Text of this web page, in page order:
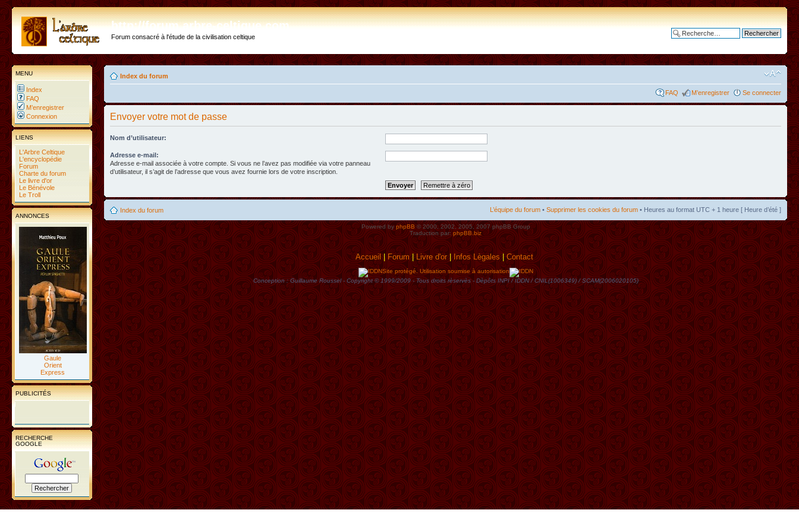
http://forum.arbre-celtique.com
Forum consacré à l'étude de la civilisation celtique
MENU
Index
FAQ
M’enregistrer
Connexion
LIENS
L'Arbre Celtique
L'encyclopédie
Forum
Charte du forum
Le livre d'or
Le Bénévole
Le Troll
ANNONCES
Gaule
Orient
Express
PUBLICITÉS
RECHERCHE
GOOGLE
Index du forum
FAQ M’enregistrer Se connecter
Envoyer votre mot de passe
Nom d’utilisateur:
Adresse e-mail:
Adresse e-mail associée à votre compte. Si vous ne l’avez pas modifiée via votre panneau
d’utilisateur, il s’agit de l’adresse que vous avez fournie lors de votre inscription.
Index du forum L’équipe du forum • Supprimer les cookies du forum • Heures au format UTC + 1 heure [ Heure d’été ]
Powered byphpBB© 2000, 2002, 2005, 2007 phpBB Group
Traduction par:phpBB.biz
Accueil| Forum|Livre d'or|Infos Lègales|Contact
Site protégé. Utilisation soumise à autorisation
Conception : Guillaume Roussel - Copyright © 1999/2009 - Tous droits rèservès - Dèpôts INPI / IDDN / CNIL(1006349) / SCAM(2006020105)